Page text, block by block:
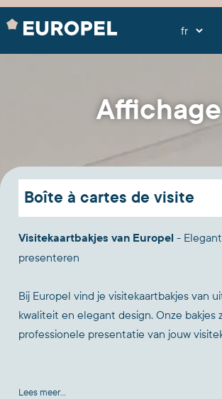
Affichage
Boîte à cartes de visite
Visitekaartbakjes van Europel -
presenteren
Bij Europel vind je visitekaartbakjes van
kwaliteit en elegant design. Onze bakjes
professionele presentatie van jouw
Lees meer...